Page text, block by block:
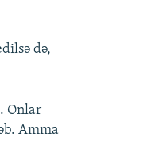
də,
Onlar
Amma